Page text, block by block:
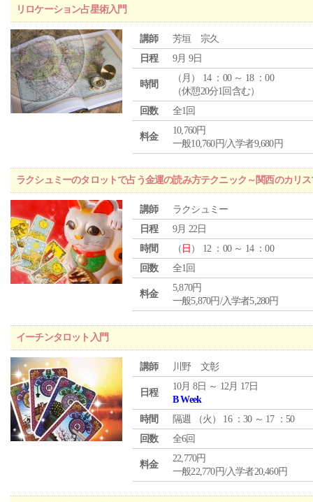
リロケーション占星術入門
講師
芳垣 宗久
日程
9月 9日
時間
（ 月 ） 14 ：00 ～ 18 ：00
（休憩20分1回含む）
回数
全1回
料金
10,760円
一般10,760円/入学者9,680円
ラクシュミーのタロットで占う金運の読み方テクニック～関西のカリ
講師
ラクシュミー
日程
9月 22日
時間
（ 日 ） 12 ：00 ～ 14 ：00
回数
全1回
料金
5,870円
一般5,870円/入学者5,280円
イーチンタロット入門
講師 川野 文彰
日程
10月 8日 ～ 12月 17日
B Week
時間
隔週 （火 ） 16 ：30 ～ 17 ：50
回数
全6回
料金
22,770円
一般22,770円/入学者20,460円